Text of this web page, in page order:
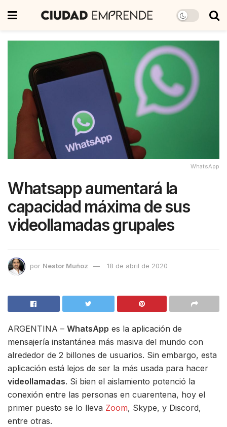
WhatsApp
Whatsapp aumentará la
capacidad máxima de sus
videollamadas grupales
por Nestor Muñoz 18 de abril de 2020
ARGENTINA – WhatsApp es la aplicación de
mensajería instantánea más masiva del mundo con
alrededor de 2 billones de usuarios. Sin embargo, esta
aplicación está lejos de ser la más usada para hacer
videollamadas. Si bien el aislamiento potenció la
conexión entre las personas en cuarentena, hoy el
primer puesto se lo lleva Zoom, Skype, y Discord,
entre otras.